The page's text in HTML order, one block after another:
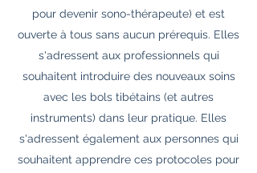
pour devenir sono-thérapeute) et est
ouverte à tous sans aucun prérequis. Elles
s'adressent aux professionnels qui
souhaitent introduire des nouveaux soins
avec les bols tibétains (et autres
instruments) dans leur pratique. Elles
s'adressent également aux personnes qui
souhaitent apprendre ces protocoles pour